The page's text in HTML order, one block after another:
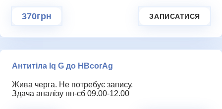
370грн ЗАПИСАТИСЯ
Антитіла Iq G до HBcorAg
Жива черга. Не потребує запису.
Здача аналізу пн-сб 09.00-12.00